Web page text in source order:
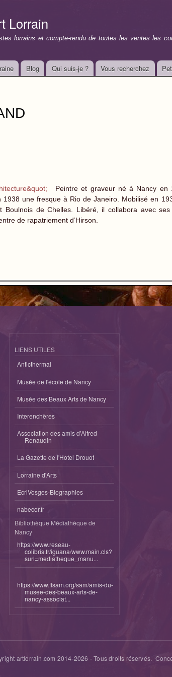
Lorrain
lorrains et compte-rendu de toutes les ventes les
Blog Qui suis-je ? Vous recherchez
Peintre et graveur né à Nancy en
1938 une fresque à Rio de Janeiro. Mobilisé en
Boulnois de Chelles. Libéré, il collabora avec
de rapatriement d’Hirson.
LIENS UTILES
Anticthermal
Musée de l'école de Nancy
Musée des Beaux Arts de Nancy
Interenchères
Association des amis d'Alfred
Renaudin
La Gazette de l'Hotel Drouot
Lorraine d'Arts
EcriVosges-Biographies
nabecor.fr
Bibliothèque Médiathèque de
Nancy
https://www.reseau-
colibris.fr/iguana/www.main.cls?
surl=mediatheque_manu...
https://www.ffsam.org/sam/amis-du-
musee-des-beaux-arts-de-
nancy-associat...
artlorrain.com 2014-2026 - Tous droits réservés.